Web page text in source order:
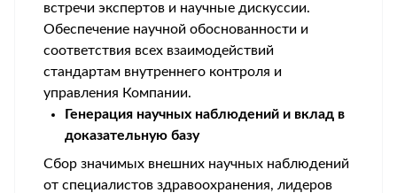
встречи экспертов и научные дискуссии.
Обеспечение научной обоснованности и
соответствия всех взаимодействий
стандартам внутреннего контроля и
управления Компании.
Генерация научных наблюдений и вклад в
доказательную базу
Сбор значимых внешних научных наблюдений
от специалистов здравоохранения, лидеров